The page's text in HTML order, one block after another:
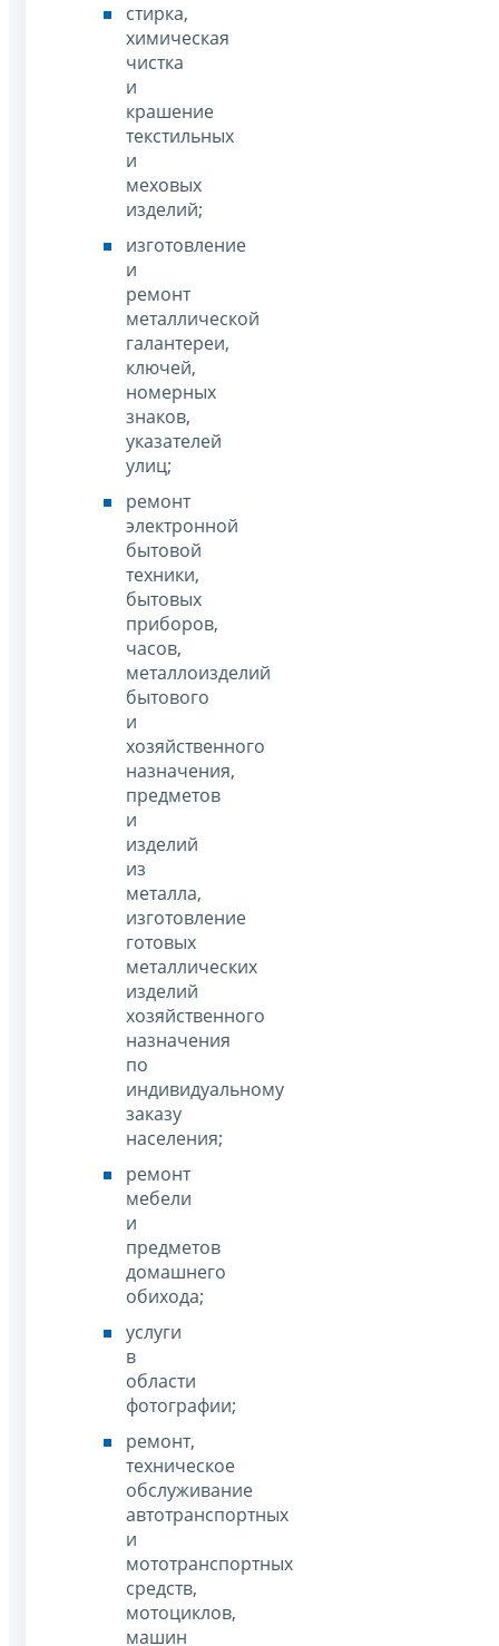
стирка,
химическая
чистка
и
крашение
текстильных
и
меховых
изделий;
изготовление
и
ремонт
металлической
галантереи,
ключей,
номерных
знаков,
указателей
улиц;
ремонт
электронной
бытовой
техники,
бытовых
приборов,
часов,
металлоизделий
бытового
и
хозяйственного
назначения,
предметов
и
изделий
из
металла,
изготовление
готовых
металлических
изделий
хозяйственного
назначения
по
индивидуальному
заказу
населения;
ремонт
мебели
и
предметов
домашнего
обихода;
услуги
в
области
фотографии;
ремонт,
техническое
обслуживание
автотранспортных
и
мототранспортных
средств,
мотоциклов,
машин